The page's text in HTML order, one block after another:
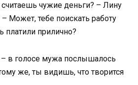
чужие деньги? – Лину
– Может, тебе поискать работу
платили прилично?
– в голосе мужа послышалось
же, ты видишь, что творится